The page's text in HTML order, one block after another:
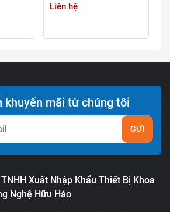
Liên hệ
khuyến mãi từ chúng tôi
GỬI
Xuất Nhập Khẩu Thiết Bị Khoa
Nghệ Hữu Hảo